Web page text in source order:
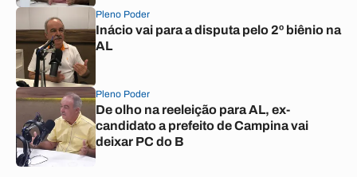
Pleno Poder
Inácio vai para a disputa pelo 2º biênio na
AL
Pleno Poder
De olho na reeleição para AL, ex-
candidato a prefeito de Campina vai
deixar PC do B